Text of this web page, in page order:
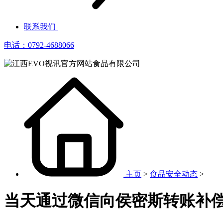
联系我们
电话：0792-4688066
主页 > 食品安全动态 >
当天通过微信向侯密斯转账补